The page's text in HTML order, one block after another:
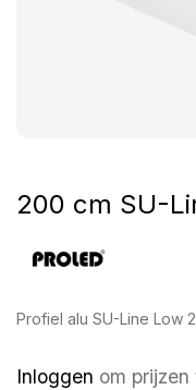
200 cm SU-
Profiel alu SU-Line Low
Inloggen om prijzen